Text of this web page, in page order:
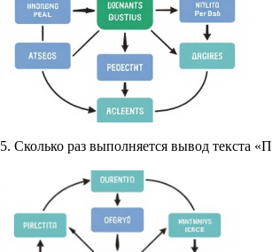
5. Сколько раз выполняется вывод текста